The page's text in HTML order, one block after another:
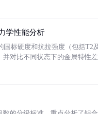
学性能分析
国标硬度和抗拉强度（包括T2
对比不同状态下的金属特性